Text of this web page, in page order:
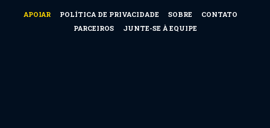
APOIAR POLÍTICA DE PRIVACIDADE SOBRE
CONTATO
PARCEIROS
JUNTE-SE À EQUIPE